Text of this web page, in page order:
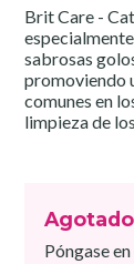
Brit Care -
sabrosas
promoviendo
comunes en
limpieza de
Agotado
Póngase